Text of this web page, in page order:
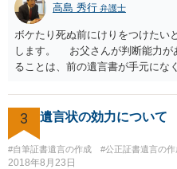
高島 秀行 弁護士
ボケたり死ぬ前にけりをつけたい
します。 お父さんが判断能力が
ることは、前の遺言書が手元に
してもらって 診断書を取得して
作成するのがよいと思います。
から、弁護士に依頼して手続きを
3 遺言状の効力について
#自筆証書遺言の作成 #公正証書遺言の作
2018年8月23日